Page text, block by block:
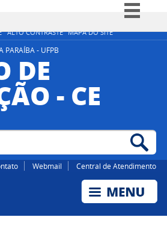
ALTO CONTRASTE MAPA DO SITE
Simplifique!
Acesso à informação
Legislação
PARAÍBA - UFPB
DE
- CE
Webmail Central de Atendimento